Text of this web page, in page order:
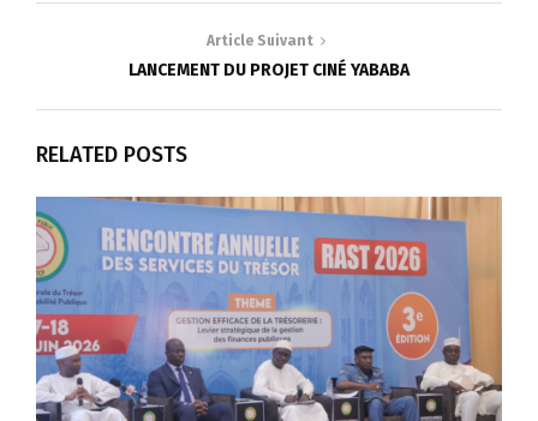
Article Suivant
LANCEMENT DU PROJET CINÉ YABABA
RELATED POSTS